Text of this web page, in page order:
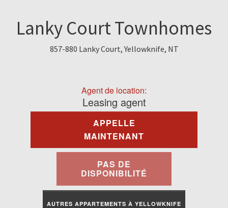
À Louer
Contactez-Nous
Portail Des Résidents
Lanky Court Townhomes
857-880 Lanky Court, Yellowknife, NT
Agent de location:
Leasing agent
APPELLE
MAINTENANT
PAS DE
DISPONIBILITÉ
AUTRES APPARTEMENTS À YELLOWKNIFE